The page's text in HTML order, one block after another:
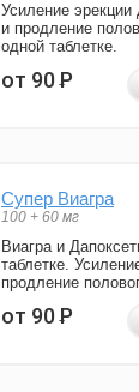
Усиление эрекции
и продление
одной таблетке.
от 90Р
Супер Виагра
100 + 60 мг
Виагра и
таблетке.
продление
от 90Р